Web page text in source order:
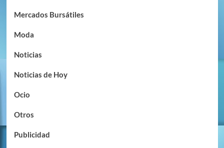
Mercados Bursátiles
Moda
Noticias
Noticias de Hoy
Ocio
Otros
Publicidad